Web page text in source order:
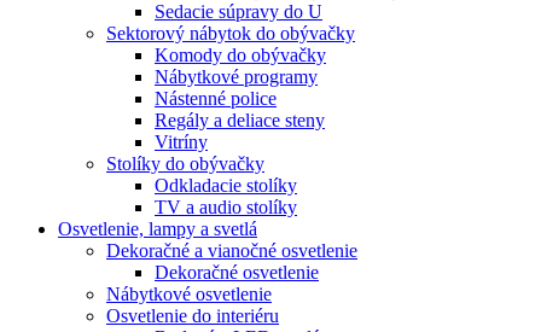
Sedacie súpravy do U
Sektorový nábytok do obývačky
Komody do obývačky
Nábytkové programy
Nástenné police
Regály a deliace steny
Vitríny
Stolíky do obývačky
Odkladacie stolíky
TV a audio stolíky
Osvetlenie, lampy a svetlá
Dekoračné a vianočné osvetlenie
Dekoračné osvetlenie
Nábytkové osvetlenie
Osvetlenie do interiéru